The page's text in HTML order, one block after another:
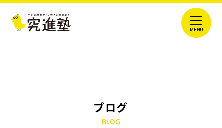
ブログ
BLOG